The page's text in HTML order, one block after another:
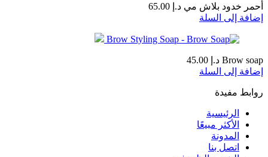
أحمر خدود بلاش مي د.إ
إضافة إلى السلة
Brow soap د.إ
إضافة إلى السلة
روابط مفيدة
الرئيسية
الأكثر مبيعًا
المدونة
اتصل بنا